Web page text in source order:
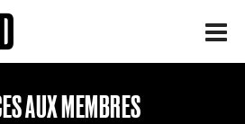
H
AUX MEMBRES